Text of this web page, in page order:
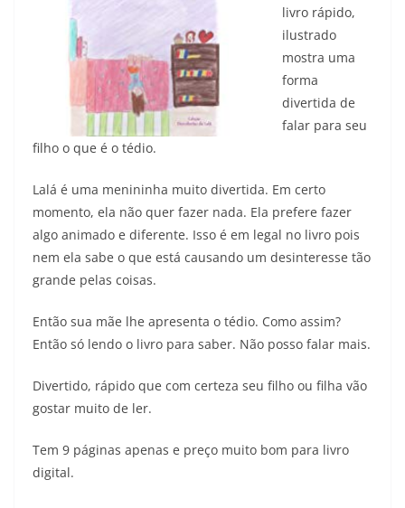
livro rápido,
ilustrado
mostra uma
forma
divertida de
falar para seu
filho o que é o tédio.
Lalá é uma menininha muito divertida. Em certo
momento, ela não quer fazer nada. Ela prefere fazer
algo animado e diferente. Isso é em legal no livro pois
nem ela sabe o que está causando um desinteresse tão
grande pelas coisas.
Então sua mãe lhe apresenta o tédio. Como assim?
Então só lendo o livro para saber. Não posso falar mais.
Divertido, rápido que com certeza seu filho ou filha vão
gostar muito de ler.
Tem 9 páginas apenas e preço muito bom para livro
digital.